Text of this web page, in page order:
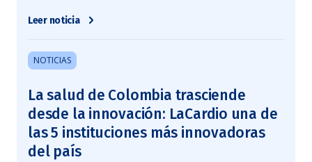
Leer noticia
NOTICIAS
La salud de Colombia trasciende
desde la innovación: LaCardio una de
las 5 instituciones más innovadoras
del país